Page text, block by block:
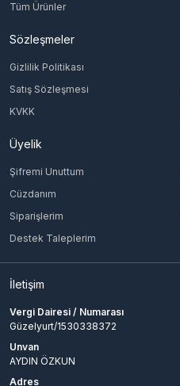
Tüm Ürünler
Sözleşmeler
Gizlilik Politikası
Satış Sözleşmesi
KVKK
Üyelik
Şifremi Unuttum
Cüzdanım
Siparişlerim
Destek Taleplerim
İletişim
Vergi Dairesi / Numarası
Güzelyurt/1530338372
Unvan
AYDIN ÖZKUN
Adres